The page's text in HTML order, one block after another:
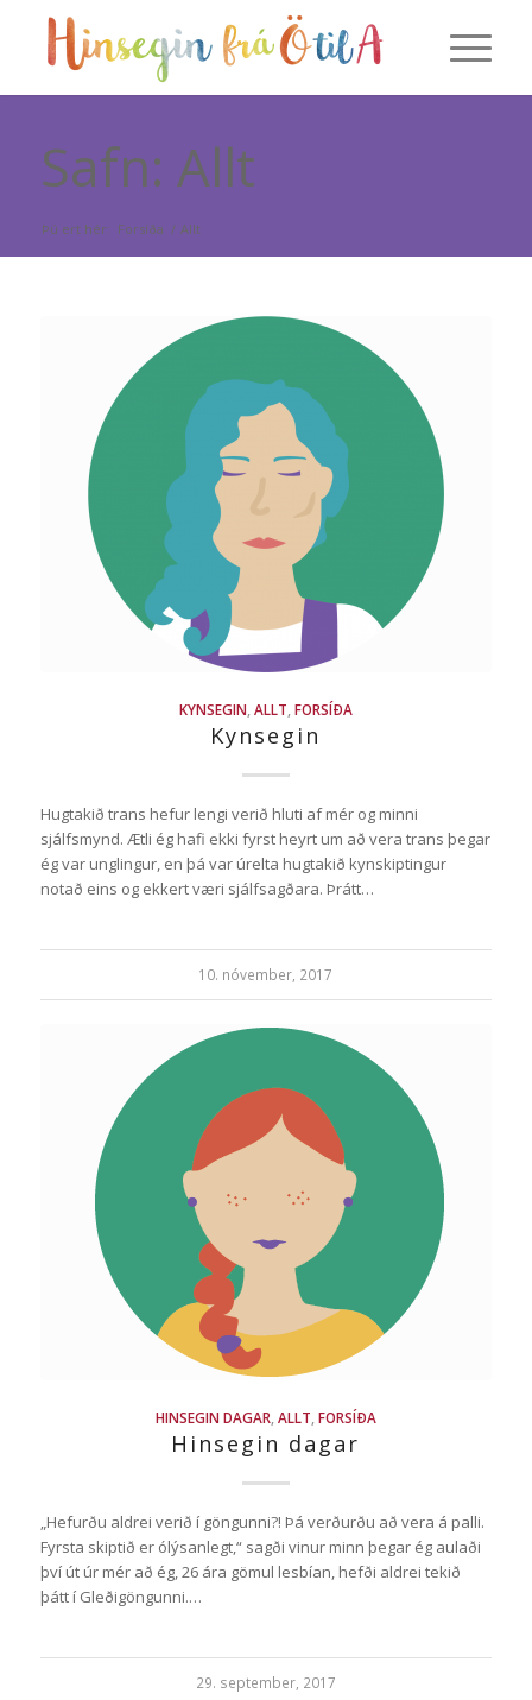
Safn: Allt
Þú ert hér: Forsíða / Allt
KYNSEGIN ALLT FORSÍÐA
Kynsegin
Hugtakið trans hefur lengi verið hluti af mér og minni
sjálfsmynd. Ætli ég hafi ekki fyrst heyrt um að vera trans þegar
ég var unglingur, en þá var úrelta hugtakið kynskiptingur
notað eins og ekkert væri sjálfsagðara. Þrátt…
10. nóvember, 2017
HINSEGIN DAGAR ALLT FORSÍÐA
Hinsegin dagar
„Hefurðu aldrei verið í göngunni?! Þá verðurðu að vera á palli.
Fyrsta skiptið er ólýsanlegt,“ sagði vinur minn þegar ég aulaði
því út úr mér að ég, 26 ára gömul lesbían, hefði aldrei tekið
þátt í Gleðigöngunni.…
29. september, 2017